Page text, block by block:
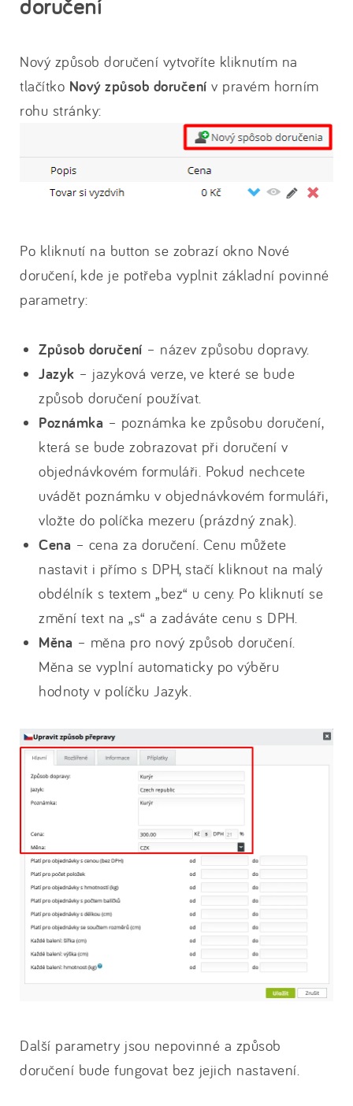
Nový způsob doručení vytvoříte kliknutím na
tlačítko Nový způsob doručení v pravém horním
rohu stránky:
Po kliknutí na button se zobrazí okno Nové
doručení, kde je potřeba vyplnit základní povinné
parametry:
Způsob doručení – název způsobu dopravy.
Jazyk – jazyková verze, ve které se bude
způsob doručení používat.
Poznámka – poznámka ke způsobu doručení,
která se bude zobrazovat při doručení v
objednávkovém formuláři. Pokud nechcete
uvádět poznámku v objednávkovém formuláři,
vložte do políčka mezeru (prázdný znak).
Cena – cena za doručení. Cenu můžete
nastavit i přímo s DPH, stačí kliknout na malý
obdélník s textem „bez“ u ceny. Po kliknutí se
změní text na „s“ a zadáváte cenu s DPH.
Měna – měna pro nový způsob doručení.
Měna se vyplní automaticky po výběru
hodnoty v políčku Jazyk.
Další parametry jsou nepovinné a způsob
doručení bude fungovat bez jejich nastavení.